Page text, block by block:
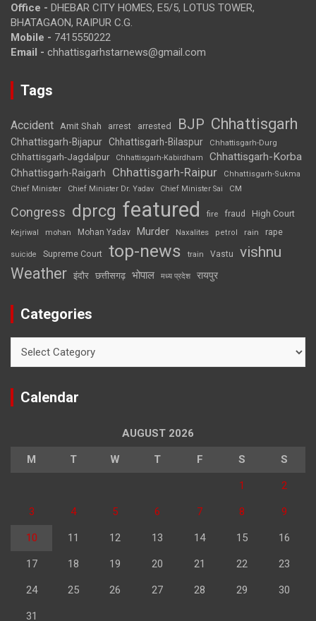
Office - DHEBAR CITY HOMES, E5/5, LOTUS TOWER,
BHATAGAON, RAIPUR C.G.
Mobile - 7415550222
Email - chhattisgarhstarnews@gmail.com
Tags
Accident Amit Shah arrest arrested BJP Chhattisgarh
Chhattisgarh-Bijapur Chhattisgarh-Bilaspur Chhattisgarh-Durg
Chhattisgarh-Jagdalpur Chhattisgarh-Kabirdham Chhattisgarh-Korba
Chhattisgarh-Raigarh Chhattisgarh-Raipur
Chhattisgarh-Sukma
Chief Minister
Chief Minister Dr. Yadav Chief Minister Sai CM
Congress dprcg featured fire fraud High Court
Kejriwal mohan Mohan Yadav Murder Naxalites petrol rain rape
suicide Supreme Court top-news train Vastu vishnu
Weather इंदौर छत्तीसगढ़ भोपाल मध्य प्रदेश रायपुर
Categories
Calendar
AUGUST 2026
M T W T F S S
1 2
3 4 5 6 7 8 9
10 11 12 13 14 15 16
17 18 19 20 21 22 23
24 25 26 27 28 29 30
31